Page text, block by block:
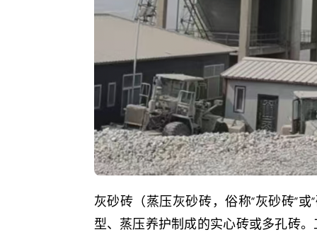
灰砂砖（蒸压灰砂砖，俗称“灰砂砖”
型、蒸压养护制成的实心砖或多孔砖